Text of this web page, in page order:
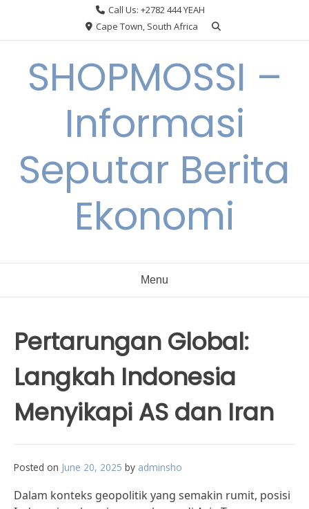
Call Us: +2782 444 YEAH
Cape Town, South Africa
SHOPMOSSI –
Informasi
Seputar Berita
Ekonomi
Menu
Pertarungan Global:
Langkah Indonesia
Menyikapi AS dan Iran
Posted on June 20, 2025 by adminsho
Dalam konteks geopolitik yang semakin rumit, posisi